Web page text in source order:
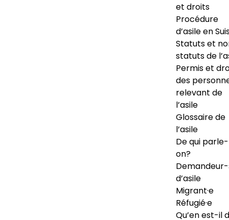
et droits
Procédure
d’asile en
Statuts et
statuts de
Permis et
des
relevant de
l’asile
Glossaire de
l’asile
De qui
on?
d’asile
Migrant·e
Réfugié·e
Qu’en est-il